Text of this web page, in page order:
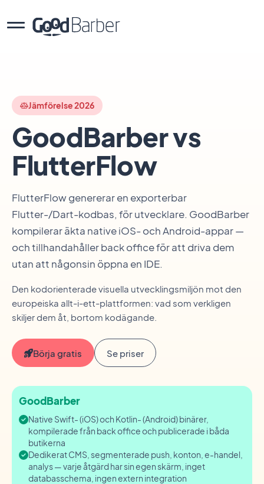
Jämförelse 2026
GoodBarber vs
FlutterFlow
FlutterFlow genererar en exporterbar
Flutter-/Dart-kodbas, för utvecklare. GoodBarber
kompilerar äkta native iOS- och Android-appar —
och tillhandahåller back office för att driva dem
utan att någonsin öppna en IDE.
Den kodorienterade visuella utvecklingsmiljön mot den
europeiska allt-i-ett-plattformen: vad som verkligen
skiljer dem åt, bortom kodägande.
Börja gratis Se priser
GoodBarber
Native Swift- (iOS) och Kotlin- (Android) binärer,
kompilerade från back office och publicerade i båda
butikerna
Dedikerat CMS, segmenterade push, konton, e-handel,
analys — varje åtgärd har sin egen skärm, inget
databasschema, ingen extern integration